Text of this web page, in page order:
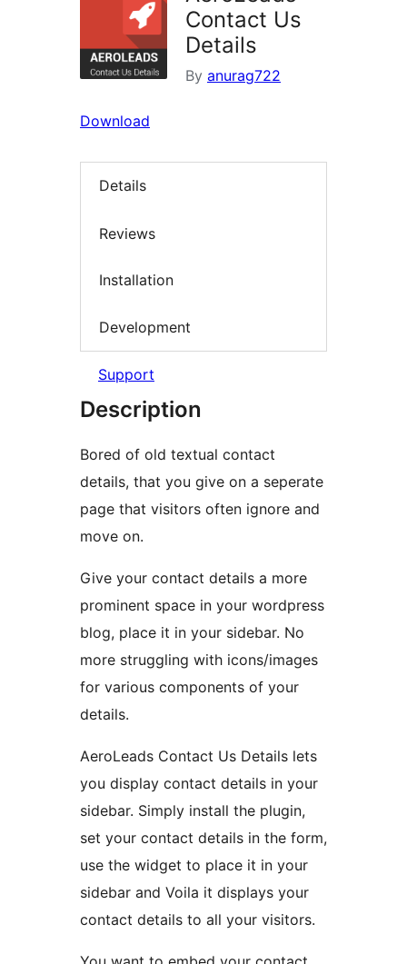
Contact Us
Details
By anurag722
Download
Details
Reviews
Installation
Development
Support
Description
Bored of old textual contact
details, that you give on a seperate
page that visitors often ignore and
move on.
Give your contact details a more
prominent space in your wordpress
blog, place it in your sidebar. No
more struggling with icons/images
for various components of your
details.
AeroLeads Contact Us Details lets
you display contact details in your
sidebar. Simply install the plugin,
set your contact details in the form,
use the widget to place it in your
sidebar and Voila it displays your
contact details to all your visitors.